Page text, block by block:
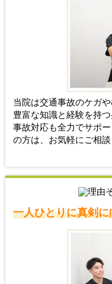
当院は交通事故のケガ
豊富な知識と経験を持
事故対応も全力でサポ
の方は、お気軽にご相談
一人ひとりに真剣